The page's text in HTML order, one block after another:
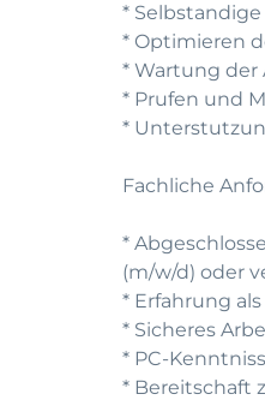
*
* Optimieren
* Wartung der
* Prufen und
*
Fachliche
*
(m/w/d) oder
* Erfahrung
* Sicheres
* PC-
* Bereitschaft